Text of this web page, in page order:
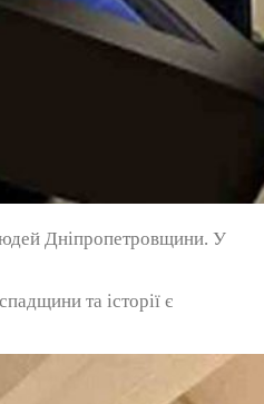
людей Дніпропетровщини. У
та історії є